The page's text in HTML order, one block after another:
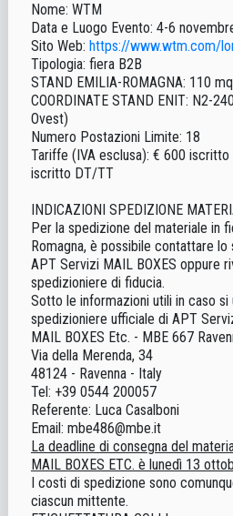
Nome: WTM
Data e Luogo Evento: 4-6
Sito Web: https://www.wtm.com/
Tipologia: fiera B2B
STAND EMILIA-ROMAGNA: 110
COORDINATE STAND ENIT: N2-
Ovest)
Numero Postazioni Limite: 18
Tariffe (IVA esclusa): € 600 iscritto
iscritto DT/TT
INDICAZIONI SPEDIZIONE
Per la spedizione del materiale in
Romagna, è possibile contattare
APT Servizi MAIL BOXES oppure
spedizioniere di fiducia.
Sotto le informazioni utili in caso si
spedizioniere ufficiale di APT
MAIL BOXES Etc. - MBE 667
Via della Merenda, 34
48124 - Ravenna - Italy
Tel: +39 0544 200057
Referente: Luca Casalboni
Email: mbe486@mbe.it
La deadline di consegna del
MAIL BOXES ETC. è lunedì 13
I costi di spedizione sono
ciascun mittente.